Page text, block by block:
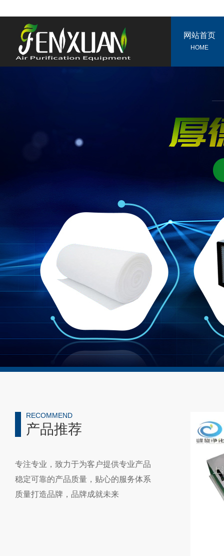
网站首页
HOME
RECOMMEND
产品推荐
专注专业，致力于为客户提供专业产品
稳定可靠的产品质量，贴心的服务体系
质量打造品牌，品牌成就未来